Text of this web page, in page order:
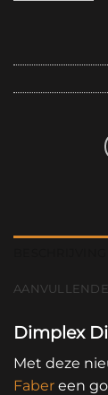
Dimplex
Met deze
Faber een